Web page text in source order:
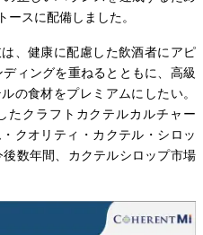
スに配備しました。
、健康に配慮した飲酒者にアピ
ィングを重ねるとともに、高級
の食材をプレミアムにしたい。
たクラフトカクテルカルチャー
クオリティ・カクテル・シロッ
数年間、カクテルシロップ市場